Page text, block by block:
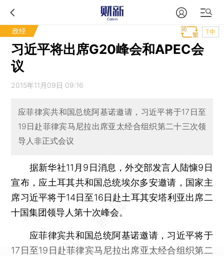
政经 T中
习近平将出席G20峰会和APEC会
议
2015年11月09日 09:16
应菲律宾共和国总统阿基诺邀请，习近平将于17日至
19日赴菲律宾马尼拉出席亚太经合组织第二十三次领
导人非正式会议
据新华社11月9日消息，外交部发言人陆慷9日
宣布，应土耳其共和国总统埃尔多安邀请，国家主
席习近平将于14日至16日赴土耳其安塔利亚出席二
十国集团领导人第十次峰会。
应菲律宾共和国总统阿基诺邀请，习近平将于
17日至19日赴菲律宾马尼拉出席亚太经合组织第二